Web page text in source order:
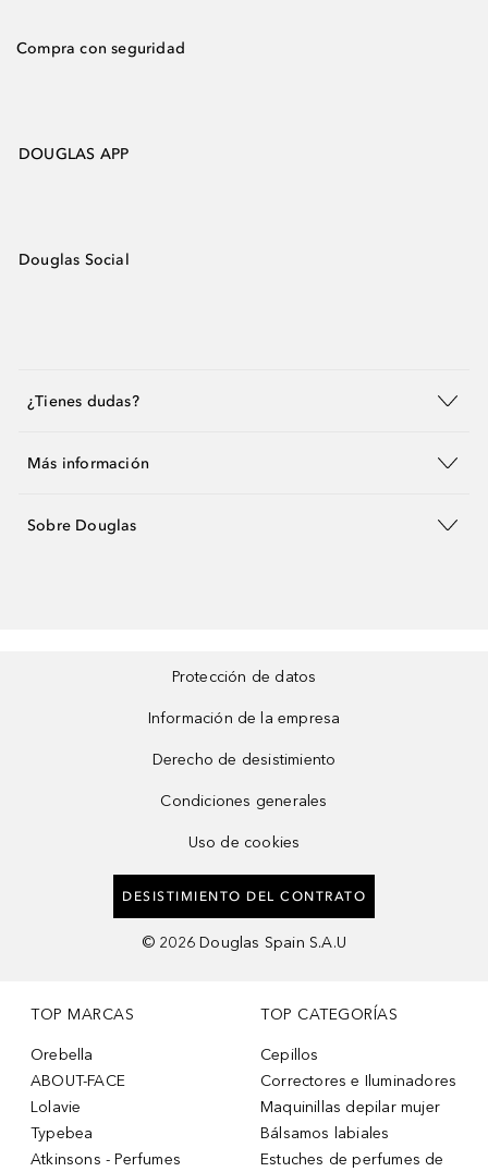
Compra con seguridad
DOUGLAS APP
Douglas Social
¿Tienes dudas?
Más información
Sobre Douglas
Protección de datos
Información de la empresa
Derecho de desistimiento
Condiciones generales
Uso de cookies
DESISTIMIENTO DEL CONTRATO
© 2026 Douglas Spain S.A.U
TOP MARCAS
Orebella
ABOUT-FACE
Lolavie
Typebea
Atkinsons - Perfumes
TOP CATEGORÍAS
Cepillos
Correctores e Iluminadores
Maquinillas depilar mujer
Bálsamos labiales
Estuches de perfumes de